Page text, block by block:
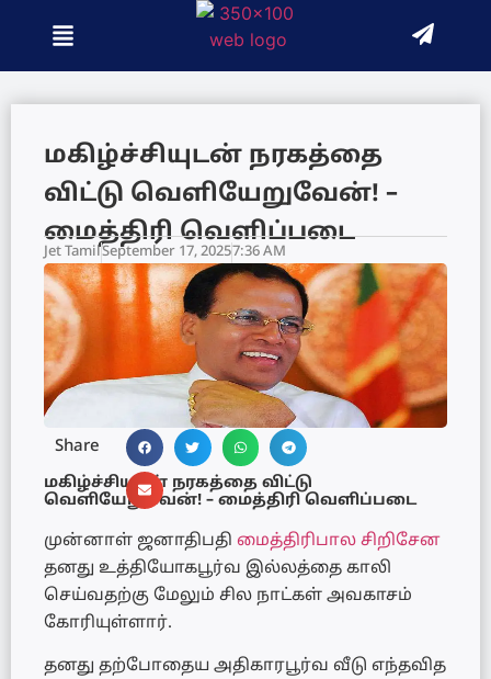
மகிழ்ச்சியுடன் நரகத்தை
விட்டு வெளியேறுவேன்! –
மைத்திரி வெளிப்படை
Jet TamilSeptember 17, 20257:36 AM
Share
மகிழ்ச்சியுடன் நரகத்தை விட்டு
வெளியேறுவேன்! – மைத்திரி வெளிப்படை
முன்னாள் ஜனாதிபதி மைத்திரிபால சிறிசேன
தனது உத்தியோகபூர்வ இல்லத்தை காலி
செய்வதற்கு மேலும் சில நாட்கள் அவகாசம்
கோரியுள்ளார்.
தனது தற்போதைய அதிகாரபூர்வ வீடு எந்தவித